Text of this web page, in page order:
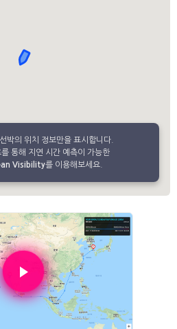
박의 위치 정보만을 표시합니다.
통해 지연 시간 예측이 가능한
Visibility를 이용해보세요.